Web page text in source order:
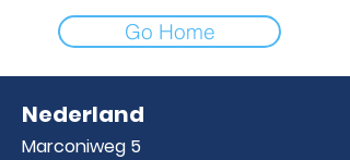
Go Home
Nederland
Marconiweg 5